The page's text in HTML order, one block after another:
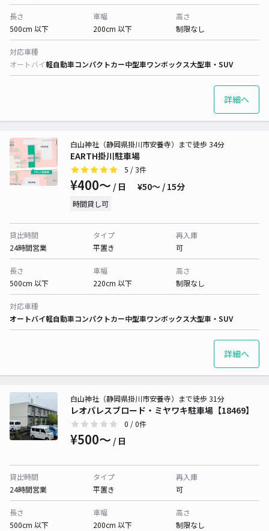
長さ
500cm 以下
車幅
200cm 以下
高さ
制限なし
対応車種
オートバイ軽自動車コンパクトカー中型車ワンボックス大型車・SUV
詳細へ
EARTH掛川駐車場
白山神社（静岡県掛川市安養寺）まで徒歩 34分
5 / 3件
¥400〜 / 日 ¥50〜 / 15分
時間貸し可
貸出時間
24時間営業
タイプ
平置き
再入庫
可
長さ
500cm 以下
車幅
220cm 以下
高さ
制限なし
対応車種
オートバイ軽自動車コンパクトカー中型車ワンボックス大型車・SUV
詳細へ
レオパレスブロード・ミヤワキ駐車場【18469】
白山神社（静岡県掛川市安養寺）まで徒歩 31分
0 / 0件
¥500〜 / 日
貸出時間
24時間営業
タイプ
平置き
再入庫
可
長さ
500cm 以下
車幅
200cm 以下
高さ
制限なし